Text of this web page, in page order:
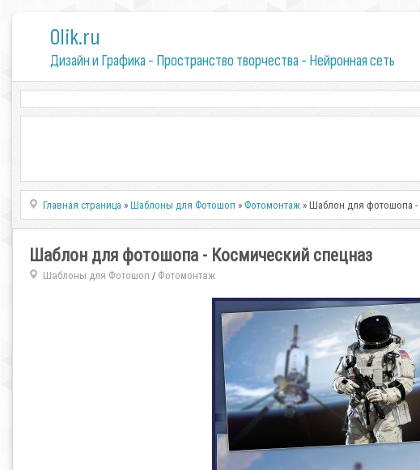
0lik.ru
Дизайн и Графика - Пространство творчества - Нейронная сеть
Главная страница »Шаблоны для Фотошоп » Фотомонтаж » Шаблон для фотошопа -
Шаблон для фотошопа - Космический спецназ
Шаблоны для Фотошоп / Фотомонтаж